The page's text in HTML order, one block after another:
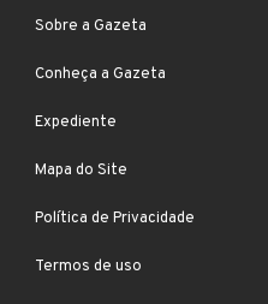
Sobre a Gazeta
Conheça a Gazeta
Expediente
Mapa do Site
Política de Privacidade
Termos de uso